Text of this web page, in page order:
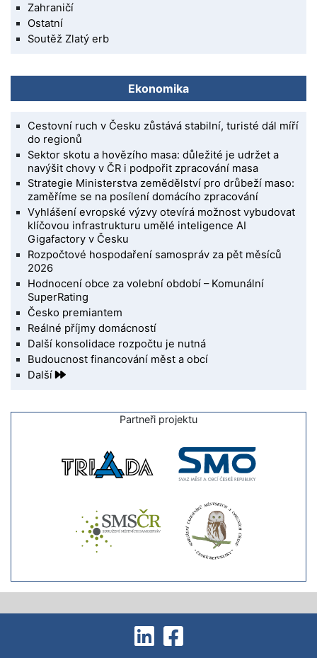
Zahraničí
Ostatní
Soutěž Zlatý erb
Ekonomika
Cestovní ruch v Česku zůstává stabilní, turisté dál míří
do regionů
Sektor skotu a hovězího masa: důležité je udržet a
navýšit chovy v ČR i podpořit zpracování masa
Strategie Ministerstva zemědělství pro drůbeží maso:
zaměříme se na posílení domácího zpracování
Vyhlášení evropské výzvy otevírá možnost vybudovat
klíčovou infrastrukturu umělé inteligence AI
Gigafactory v Česku
Rozpočtové hospodaření samospráv za pět měsíců
2026
Hodnocení obce za volební období – Komunální
SuperRating
Česko premiantem
Reálné příjmy domácností
Další konsolidace rozpočtu je nutná
Budoucnost financování měst a obcí
Další
Partneři projektu